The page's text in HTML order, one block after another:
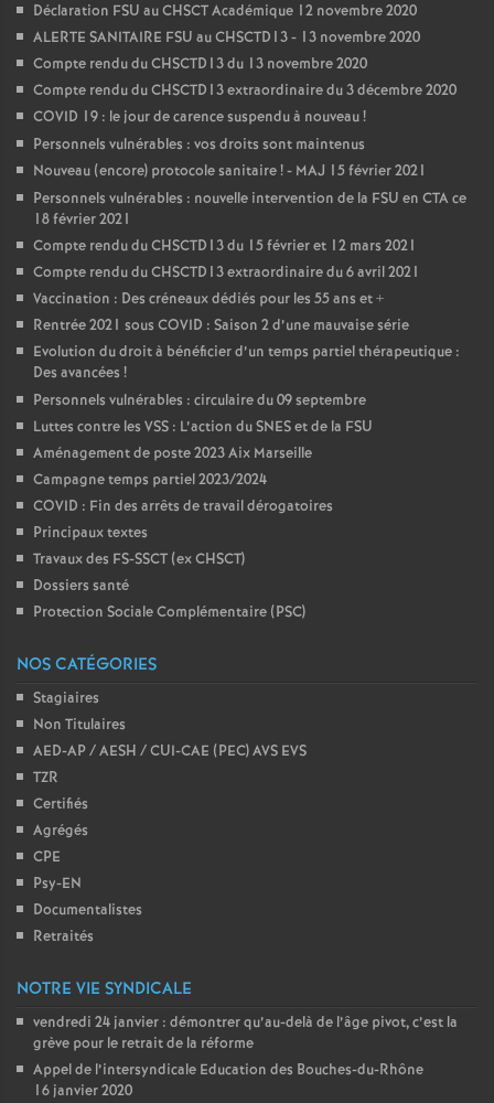
Déclaration FSU au CHSCT Académique 12 novembre 2020
ALERTE SANITAIRE FSU au CHSCTD13 - 13 novembre 2020
Compte rendu du CHSCTD13 du 13 novembre 2020
Compte rendu du CHSCTD13 extraordinaire du 3 décembre 2020
COVID 19 : le jour de carence suspendu à nouveau!
Personnels vulnérables : vos droits sont maintenus
Nouveau (encore) protocole sanitaire! - MAJ 15 février 2021
Personnels vulnérables : nouvelle intervention de la FSU en CTA ce
18 février 2021
Compte rendu du CHSCTD13 du 15 février et 12 mars 2021
Compte rendu du CHSCTD13 extraordinaire du 6 avril 2021
Vaccination : Des créneaux dédiés pour les 55 ans et +
Rentrée 2021 sous COVID : Saison 2 d’une mauvaise série
Evolution du droit à bénéficier d’un temps partiel thérapeutique :
Des avancées !
Personnels vulnérables : circulaire du 09 septembre
Luttes contre les VSS : L’action du SNES et de la FSU
Aménagement de poste 2023 Aix Marseille
Campagne temps partiel 2023/2024
COVID : Fin des arrêts de travail dérogatoires
Principaux textes
Travaux des FS-SSCT (ex CHSCT)
Dossiers santé
Protection Sociale Complémentaire (PSC)
NOS CATÉGORIES
Stagiaires
Non Titulaires
AED-AP / AESH / CUI-CAE (PEC) AVS EVS
TZR
Certifiés
Agrégés
CPE
Psy-EN
Documentalistes
Retraités
NOTRE VIE SYNDICALE
vendredi 24 janvier : démontrer qu’au-delà de l’âge pivot, c’est la
grève pour le retrait de la réforme
Appel de l’intersyndicale Education des Bouches-du-Rhône
16 janvier 2020